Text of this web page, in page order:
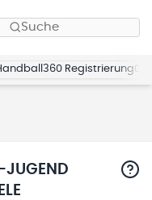
Suche
Registrierung
JUGEND